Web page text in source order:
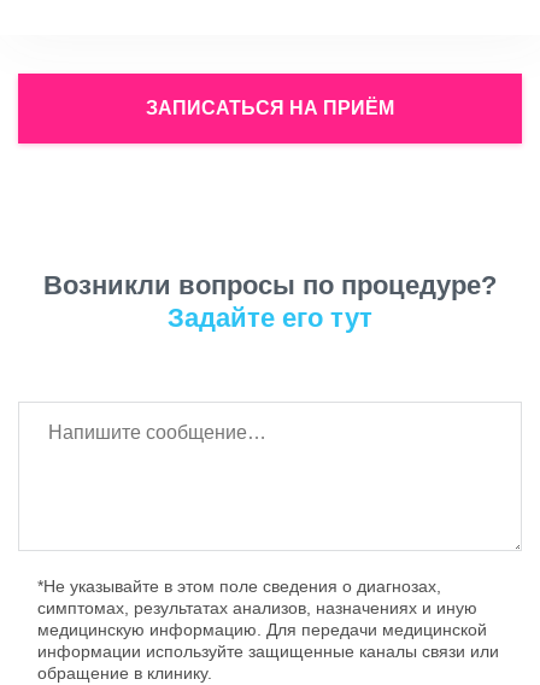
ЗАПИСАТЬСЯ НА ПРИЁМ
Возникли вопросы по процедуре?
Задайте его тут
*Не указывайте в этом поле сведения о диагнозах,
симптомах, результатах анализов, назначениях и иную
медицинскую информацию. Для передачи медицинской
информации используйте защищенные каналы связи или
обращение в клинику.